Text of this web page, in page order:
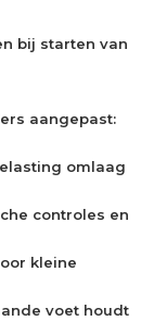
bij starten van
aangepast:
omlaag
controles en
kleine
voet houdt